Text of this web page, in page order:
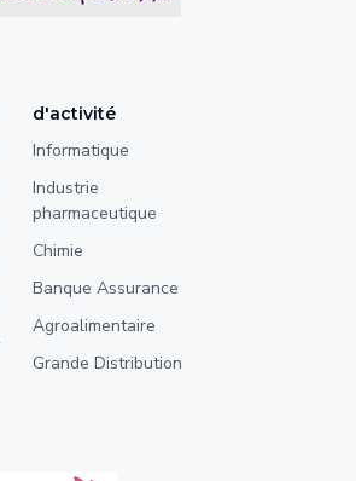
d'activité
Informatique
Industrie
pharmaceutique
Chimie
Banque Assurance
Agroalimentaire
Grande Distribution